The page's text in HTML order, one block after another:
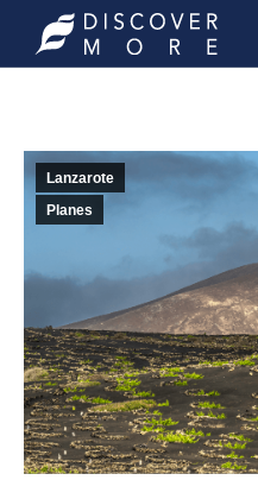
Lanzarote
Planes